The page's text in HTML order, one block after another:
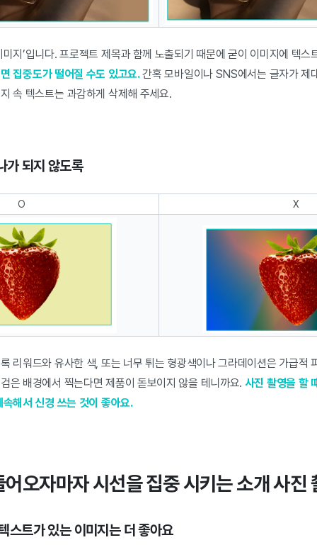
지’입니다. 프로젝트 제목과 함께 노출되기 때문에 굳이 이미지에 텍스
집중도가 떨어질 수도 있고요.간혹 모바일이나 SNS에서는 글자가 제
속 텍스트는 과감하게 삭제해 주세요.
가 되지 않도록
O X
리워드와 유사한 색, 또는 너무 튀는 형광색이나 그라데이션은 가급적
은 배경에서 찍는다면 제품이 돋보이지 않을 테니까요. 사진 촬영을 할
속해서 신경 쓰는 것이 좋아요.
오자마자 시선을 집중 시키는 소개 사진
스트가 있는 이미지는 더 좋아요